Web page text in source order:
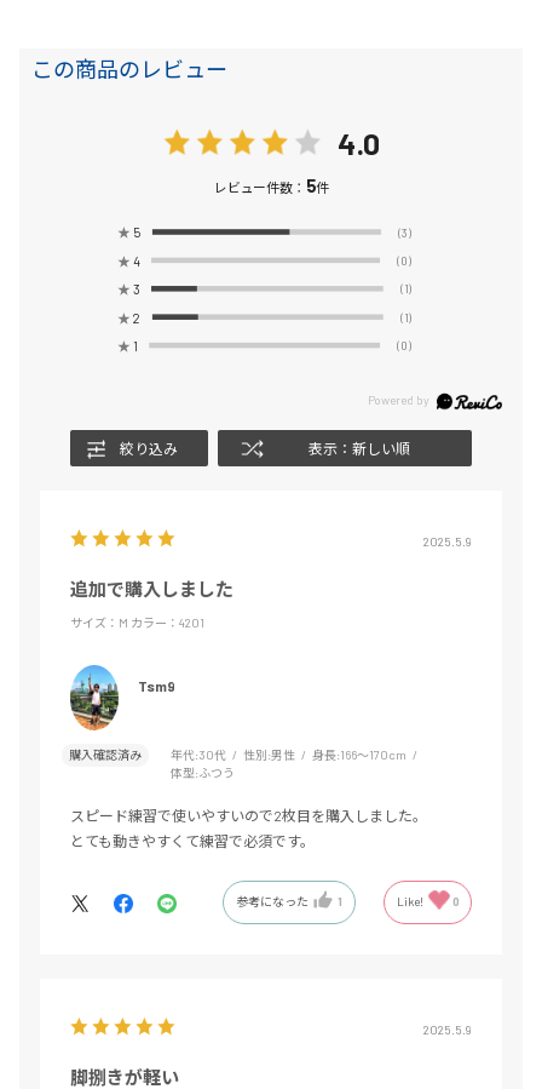
この商品のレビュー
4.0
レビュー件数： 5件
★ 5 (3)
★ 4 (0)
★ 3 (1)
★ 2 (1)
★ 1 (0)
絞り込み 表示：新しい順
2025.5.9
追加で購入しました
サイズ：M カラー：4201
Tsm9
購入確認済み 年代:30代 性別:男性 身長:166～170cm
体型:ふつう
スピード練習で使いやすいので2枚目を購入しました。
とても動きやすくて練習で必須です。
参考になった 1 Like! 0
2025.5.9
脚捌きが軽い